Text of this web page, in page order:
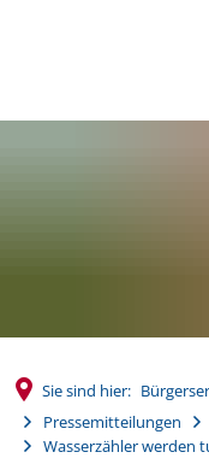
Sie sind hier:
Pressemitteilungen
Wasserzähler werden